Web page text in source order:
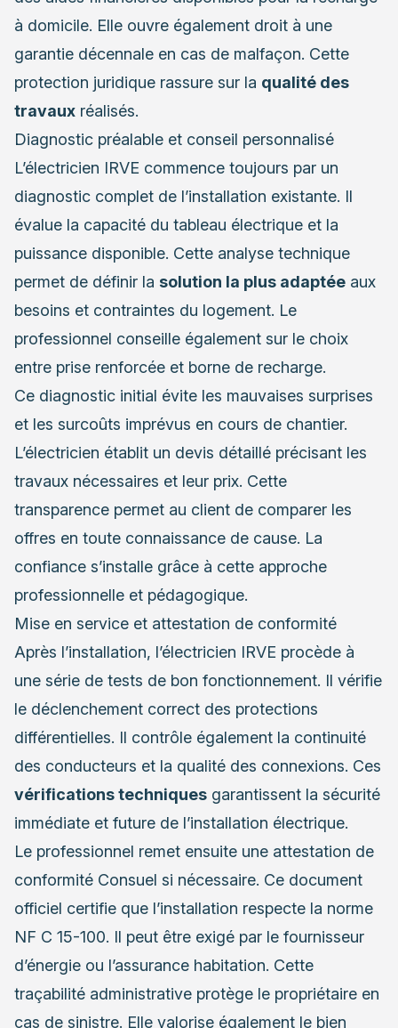
à domicile. Elle ouvre également droit à une
garantie décennale en cas de malfaçon. Cette
protection juridique rassure sur la qualité des
travaux réalisés.
Diagnostic préalable et conseil personnalisé
L’électricien IRVE commence toujours par un
diagnostic complet de l’installation existante. Il
évalue la capacité du tableau électrique et la
puissance disponible. Cette analyse technique
permet de définir la solution la plus adaptée aux
besoins et contraintes du logement. Le
professionnel conseille également sur le choix
entre prise renforcée et borne de recharge.
Ce diagnostic initial évite les mauvaises surprises
et les surcoûts imprévus en cours de chantier.
L’électricien établit un devis détaillé précisant les
travaux nécessaires et leur prix. Cette
transparence permet au client de comparer les
offres en toute connaissance de cause. La
confiance s’installe grâce à cette approche
professionnelle et pédagogique.
Mise en service et attestation de conformité
Après l’installation, l’électricien IRVE procède à
une série de tests de bon fonctionnement. Il vérifie
le déclenchement correct des protections
différentielles. Il contrôle également la continuité
des conducteurs et la qualité des connexions. Ces
vérifications techniques garantissent la sécurité
immédiate et future de l’installation électrique.
Le professionnel remet ensuite une attestation de
conformité Consuel si nécessaire. Ce document
officiel certifie que l’installation respecte la norme
NF C 15-100. Il peut être exigé par le fournisseur
d’énergie ou l’assurance habitation. Cette
traçabilité administrative protège le propriétaire en
cas de sinistre. Elle valorise également le bien